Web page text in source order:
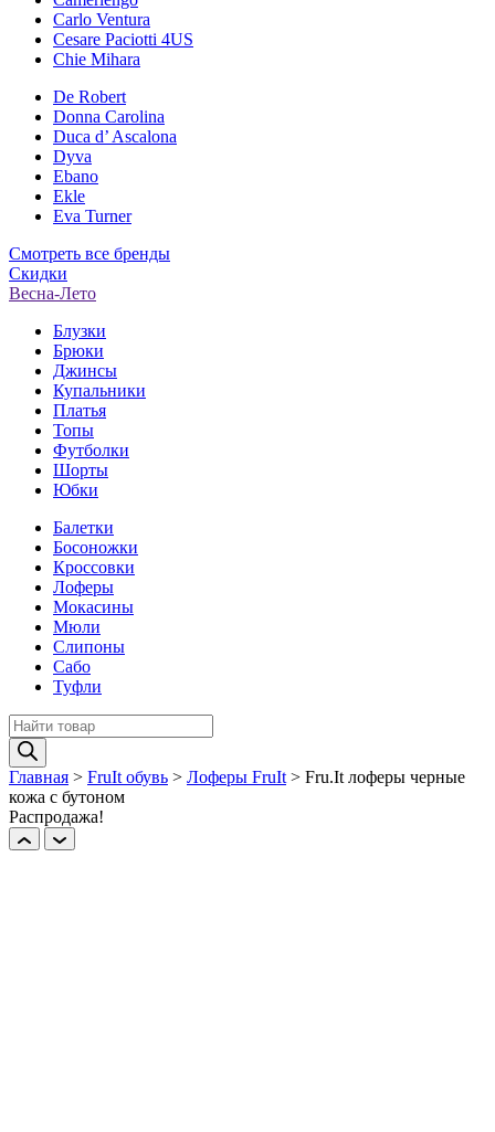
Carlo Ventura
Cesare Paciotti 4US
Chie Mihara
De Robert
Donna Carolina
Duca d’ Ascalona
Dyva
Ebano
Ekle
Eva Turner
Смотреть все бренды
Скидки
Весна-Лето
Блузки
Брюки
Джинсы
Купальники
Платья
Топы
Футболки
Шорты
Юбки
Балетки
Босоножки
Кроссовки
Лоферы
Мокасины
Мюли
Слипоны
Сабо
Туфли
Поиск
товаров
Главная > FruIt обувь > Лоферы FruIt > Fru.It лоферы черные
кожа с бутоном
Распродажа!